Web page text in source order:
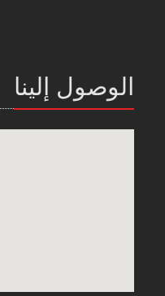
الوصول إلينا